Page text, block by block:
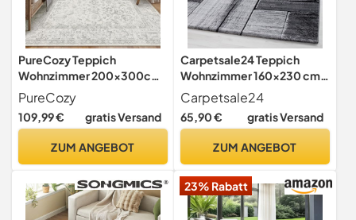
PureCozy Teppich
Wohnzimmer 200x300cm
Wohnzimmerteppich Grau
Vintage Tepich
PureCozy
109,99 € gratis Versand
ZUM ANGEBOT
Carpetsale24 Teppich
Wohnzimmer 160x230 cm
Schwarz Modern Holz Optik
Design Kurzflor
Schlafzimmer Esszimmer
Waschbar Pflegeleicht
Carpetsale24
65,90 € gratis Versand
ZUM ANGEBOT
23% Rabatt